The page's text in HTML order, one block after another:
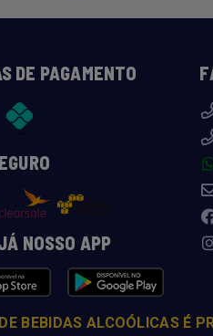
DE PAGAMENTO
NOSSO APP
BEBIDAS ALCOÓLICAS É